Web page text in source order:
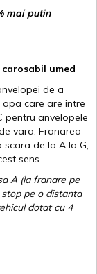
mai putin
umed
de a
care are intre
pentru anvelopele
vara. Franarea
de la A la G,
sens.
A (la franare pe
pe o distanta
dotat cu 4